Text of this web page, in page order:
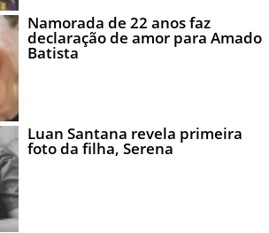
Namorada de 22 anos faz
declaração de amor para Amado
Batista
Luan Santana revela primeira
foto da filha, Serena